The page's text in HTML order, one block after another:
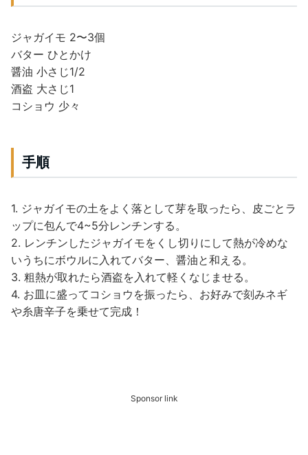
ジャガイモ 2〜3個
バター ひとかけ
醤油 小さじ1/2
酒盗 大さじ1
コショウ 少々
手順
1. ジャガイモの土をよく落として芽を取ったら、皮ごとラ
ップに包んで4~5分レンチンする。
2. レンチンしたジャガイモをくし切りにして熱が冷めな
いうちにボウルに入れてバター、醤油と和える。
3. 粗熱が取れたら酒盗を入れて軽くなじませる。
4. お皿に盛ってコショウを振ったら、お好みで刻みネギ
や糸唐辛子を乗せて完成！
Sponsor link